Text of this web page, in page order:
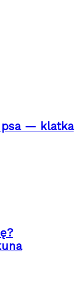
psa — klatka